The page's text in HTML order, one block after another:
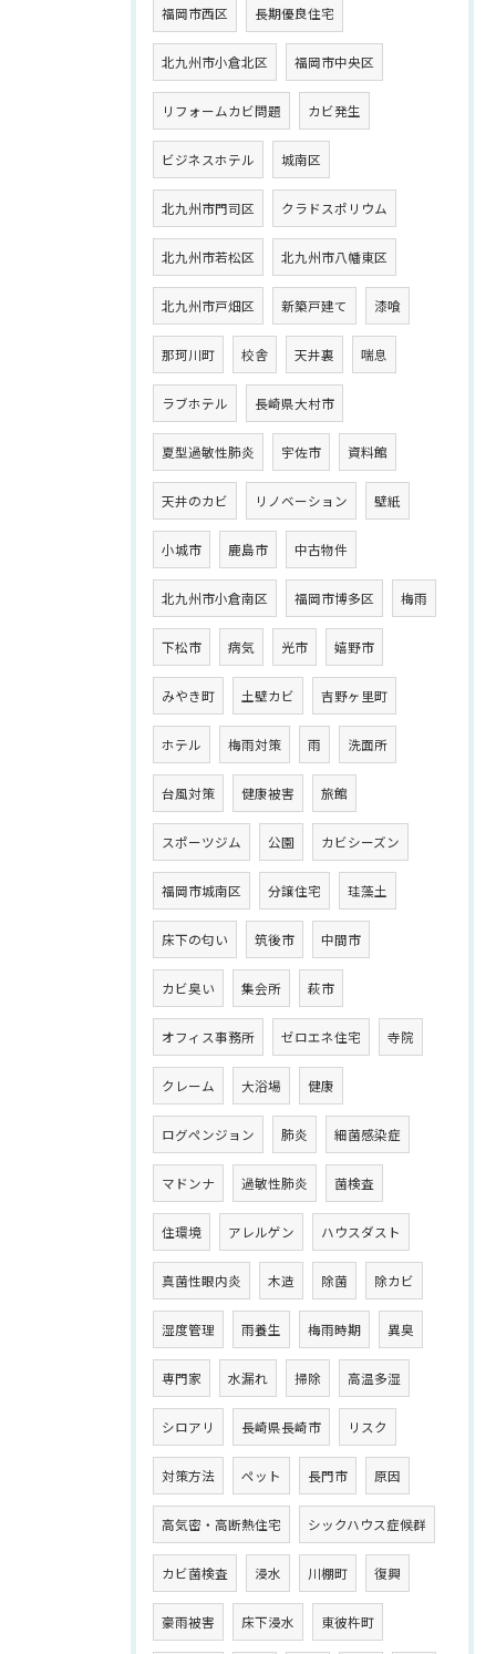
福岡市西区 長期優良住宅
北九州市小倉北区 福岡市中央区
リフォームカビ問題 カビ発生
ビジネスホテル 城南区
北九州市門司区 クラドスポリウム
北九州市若松区 北九州市八幡東区
北九州市戸畑区 新築戸建て 漆喰
那珂川町 校舎 天井裏 喘息
ラブホテル 長崎県大村市
夏型過敏性肺炎 宇佐市 資料館
天井のカビ リノベーション 壁紙
小城市 鹿島市 中古物件
北九州市小倉南区 福岡市博多区 梅雨
下松市 病気 光市 嬉野市
みやき町 土壁カビ 吉野ヶ里町
ホテル 梅雨対策 雨 洗面所
台風対策 健康被害 旅館
スポーツジム 公園 カビシーズン
福岡市城南区 分譲住宅 珪藻土
床下の匂い 筑後市 中間市
カビ臭い 集会所 萩市
オフィス事務所 ゼロエネ住宅 寺院
クレーム 大浴場 健康
ログペンジョン 肺炎 細菌感染症
マドンナ 過敏性肺炎 菌検査
住環境 アレルゲン ハウスダスト
真菌性眼内炎 木造 除菌 除カビ
湿度管理 雨養生 梅雨時期 異臭
専門家 水漏れ 掃除 高温多湿
シロアリ 長崎県長崎市 リスク
対策方法 ペット 長門市 原因
高気密・高断熱住宅 シックハウス症候群
カビ菌検査 浸水 川棚町 復興
豪雨被害 床下浸水 東彼杵町